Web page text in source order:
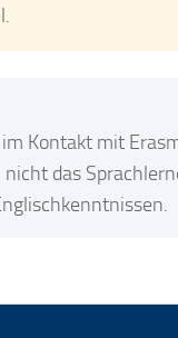
Kontakt mit
das